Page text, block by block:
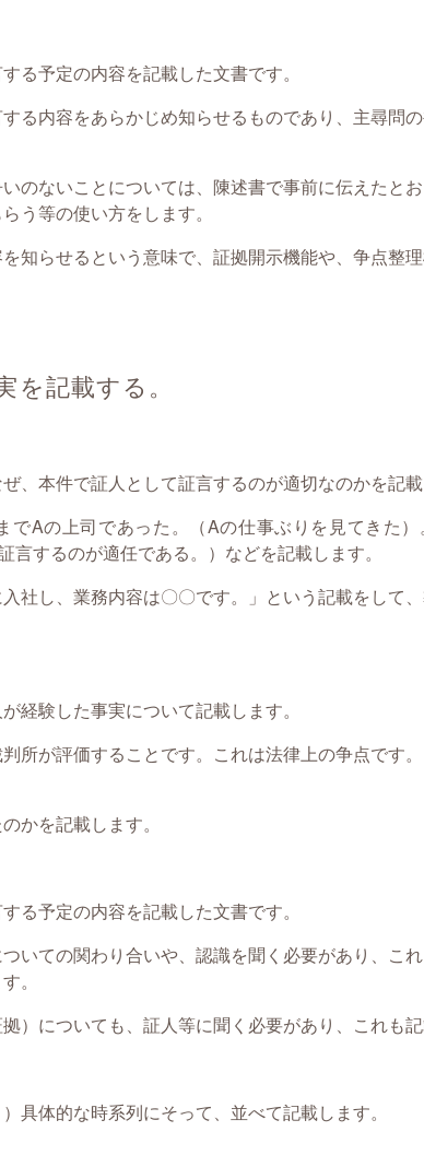
る予定の内容を記載した文書です。
る内容をあらかじめ知らせるものであり、主尋問
のないことについては、陳述書で事前に伝えたと
う等の使い方をします。
知らせるという意味で、証拠開示機能や、争点整
を記載する。
、本件で証人として証言するのが適切なのかを記載
Aの上司であった。（Aの仕事ぶりを見てきた）
するのが適任である。）などを記載します。
社し、業務内容は〇〇です。」という記載をして
経験した事実について記載します。
所が評価することです。これは法律上の争点です
かを記載します。
る予定の内容を記載した文書です。
ついての関わり合いや、認識を聞く必要があり、こ
。
）についても、証人等に聞く必要があり、これも記
具体的な時系列にそって、並べて記載します。